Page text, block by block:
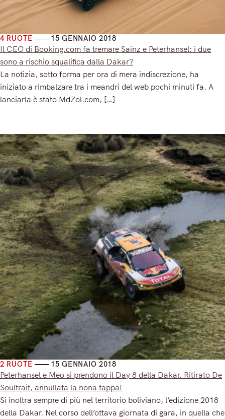
4 RUOTE 15 GENNAIO 2018
Il CEO di Booking.com fa tremare Sainz e Peterhansel: i due
sono a rischio squalifica dalla Dakar?
La notizia, sotto forma per ora di mera indiscrezione, ha
iniziato a rimbalzare tra i meandri del web pochi minuti fa. A
lanciarla è stato MdZol.com, […]
2 RUOTE 15 GENNAIO 2018
Peterhansel e Meo si prendono il Day 8 della Dakar. Ritirato De
Soultrait, annullata la nona tappa!
Si inoltra sempre di più nel territorio boliviano, l’edizione 2018
della Dakar. Nel corso dell’ottava giornata di gara, in quella che